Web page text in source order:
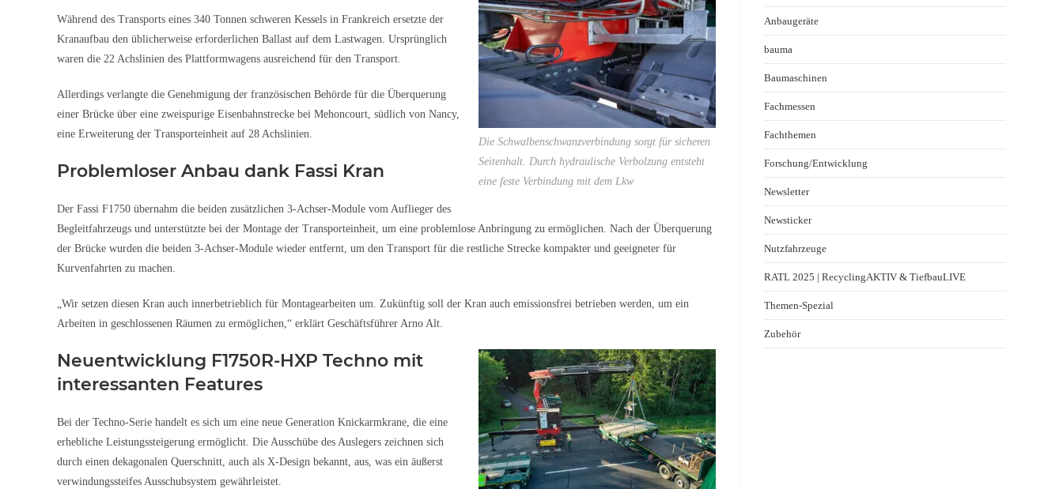
Die Schwalbenschwanzverbindung sorgt für sicheren
Seitenhalt. Durch hydraulische Verbolzung entsteht
eine feste Verbindung mit dem Lkw
Während des Transports eines 340 Tonnen schweren Kessels in Frankreich ersetzte der
Kranaufbau den üblicherweise erforderlichen Ballast auf dem Lastwagen. Ursprünglich
waren die 22 Achslinien des Plattformwagens ausreichend für den Transport.
Allerdings verlangte die Genehmigung der französischen Behörde für die Überquerung
einer Brücke über eine zweispurige Eisenbahnstrecke bei Mehoncourt, südlich von Nancy,
eine Erweiterung der Transporteinheit auf 28 Achslinien.
Problemloser Anbau dank Fassi Kran
Der Fassi F1750 übernahm die beiden zusätzlichen 3-Achser-Module vom Auflieger des
Begleitfahrzeugs und unterstützte bei der Montage der Transporteinheit, um eine problemlose Anbringung zu ermöglichen. Nach der Überquerung
der Brücke wurden die beiden 3-Achser-Module wieder entfernt, um den Transport für die restliche Strecke kompakter und geeigneter für
Kurvenfahrten zu machen.
„Wir setzen diesen Kran auch innerbetrieblich für Montagearbeiten um. Zukünftig soll der Kran auch emissionsfrei betrieben werden, um ein
Arbeiten in geschlossenen Räumen zu ermöglichen,“ erklärt Geschäftsführer Arno Alt.
Neuentwicklung F1750R-HXP Techno mit
interessanten Features
Bei der Techno-Serie handelt es sich um eine neue Generation Knickarmkrane, die eine
erhebliche Leistungssteigerung ermöglicht. Die Ausschübe des Auslegers zeichnen sich
durch einen dekagonalen Querschnitt, auch als X-Design bekannt, aus, was ein äußerst
verwindungssteifes Ausschubsystem gewährleistet.
Anbaugeräte
bauma
Baumaschinen
Fachmessen
Fachthemen
Forschung/Entwicklung
Newsletter
Newsticker
Nutzfahrzeuge
RATL 2025 | RecyclingAKTIV & TiefbauLIVE
Themen-Spezial
Zubehör